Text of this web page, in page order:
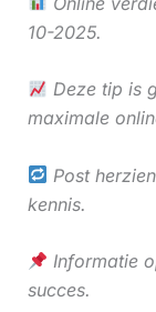
10-2025.
Deze tip is
maximale
Post
kennis.
Informatie
succes.